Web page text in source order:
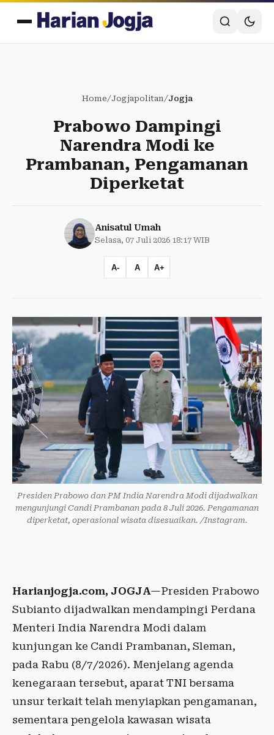
Home/Jogjapolitan/Jogja
Prabowo Dampingi
Narendra Modi ke
Prambanan, Pengamanan
Diperketat
Anisatul Umah
Selasa, 07 Juli 2026 18:17 WIB
A- A A+
Presiden Prabowo dan PM India Narendra Modi dijadwalkan
mengunjungi Candi Prambanan pada 8 Juli 2026. Pengamanan
diperketat, operasional wisata disesuaikan. /Instagram.
Harianjogja.com, JOGJA—Presiden Prabowo
Subianto dijadwalkan mendampingi Perdana
Menteri India Narendra Modi dalam
kunjungan ke Candi Prambanan, Sleman,
pada Rabu (8/7/2026). Menjelang agenda
kenegaraan tersebut, aparat TNI bersama
unsur terkait telah menyiapkan pengamanan,
sementara pengelola kawasan wisata